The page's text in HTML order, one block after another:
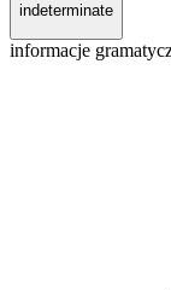
indeterminate
informacje